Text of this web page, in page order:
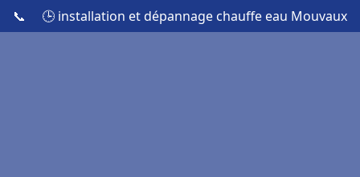
📞 🕒 installation et dépannage chauffe eau Mouvaux